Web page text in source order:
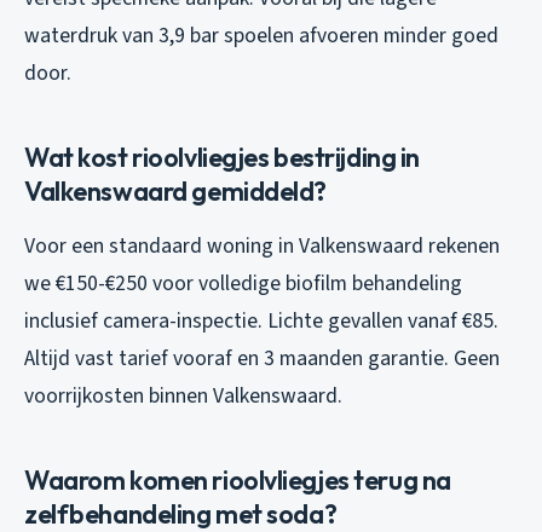
waterdruk van 3,9 bar spoelen afvoeren minder goed
door.
Wat kost rioolvliegjes bestrijding in
Valkenswaard gemiddeld?
Voor een standaard woning in Valkenswaard rekenen
we €150-€250 voor volledige biofilm behandeling
inclusief camera-inspectie. Lichte gevallen vanaf €85.
Altijd vast tarief vooraf en 3 maanden garantie. Geen
voorrijkosten binnen Valkenswaard.
Waarom komen rioolvliegjes terug na
zelfbehandeling met soda?